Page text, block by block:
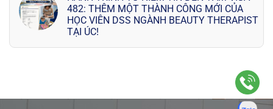
482: THÊM MỘT THÀNH CÔNG MỚI CỦA
HỌC VIÊN DSS NGÀNH BEAUTY THERAPIST
TẠI ÚC!